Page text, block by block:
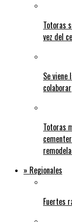
Totoras
vez del
Se viene
colaborar
Totoras
» Regionales
Fuertes